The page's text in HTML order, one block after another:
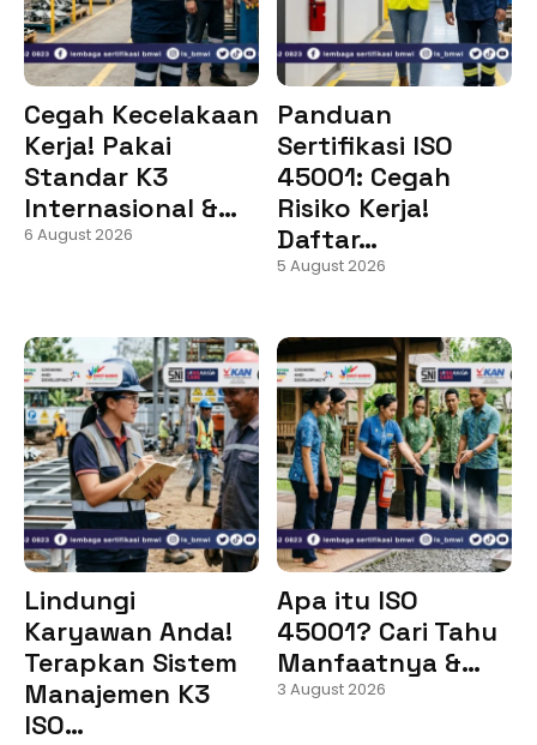
Cegah Kecelakaan
Kerja! Pakai
Standar K3
Internasional &…
6 August 2026
Panduan
Sertifikasi ISO
45001: Cegah
Risiko Kerja!
Daftar…
5 August 2026
Lindungi
Karyawan Anda!
Terapkan Sistem
Manajemen K3
ISO…
Apa itu ISO
45001? Cari Tahu
Manfaatnya &…
3 August 2026